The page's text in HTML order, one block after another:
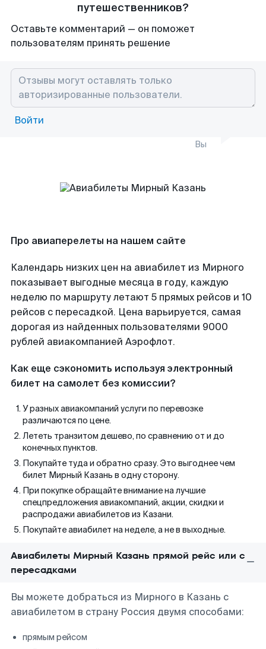
путешественников?
Оставьте комментарий — он поможет
пользователям принять решение
Войти
Вы
Про авиаперелеты на нашем сайте
Календарь низких цен на авиабилет из Мирного
показывает выгодные месяца в году, каждую
неделю по маршруту летают 5 прямых рейсов и 10
рейсов с пересадкой. Цена варьируется, самая
дорогая из найденных пользователями 9000
рублей авиакомпанией Аэрофлот.
Как еще сэкономить используя электронный
билет на самолет без комиссии?
У разных авиакомпаний услуги по перевозке
различаются по цене.
Лететь транзитом дешево, по сравнению от и до
конечных пунктов.
Покупайте туда и обратно сразу. Это выгоднее чем
билет Мирный Казань в одну сторону.
При покупке обращайте внимание на лучшие
спецпредложения авиакомпаний, акции, скидки и
распродажи авиабилетов из Казани.
Покупайте авиабилет на неделе, а не в выходные.
Авиабилеты Мирный Казань прямой рейс или с
пересадками
Вы можете добраться из Мирного в Казань с
авиабилетом в страну Россия двумя способами:
прямым рейсом